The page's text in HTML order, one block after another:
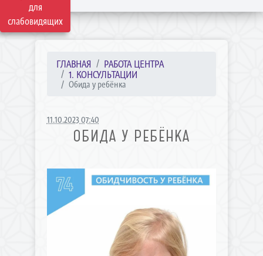
для
слабовидящих
ГЛАВНАЯ
РАБОТА ЦЕНТРА
1. КОНСУЛЬТАЦИИ
Обида у ребёнка
11.10.2023 07:40
ОБИДА У РЕБЁНКА